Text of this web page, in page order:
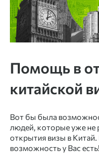
Помощь в
китайской
Вот бы была
людей, которые уже не
открытия визы в
возможность у Вас есть!